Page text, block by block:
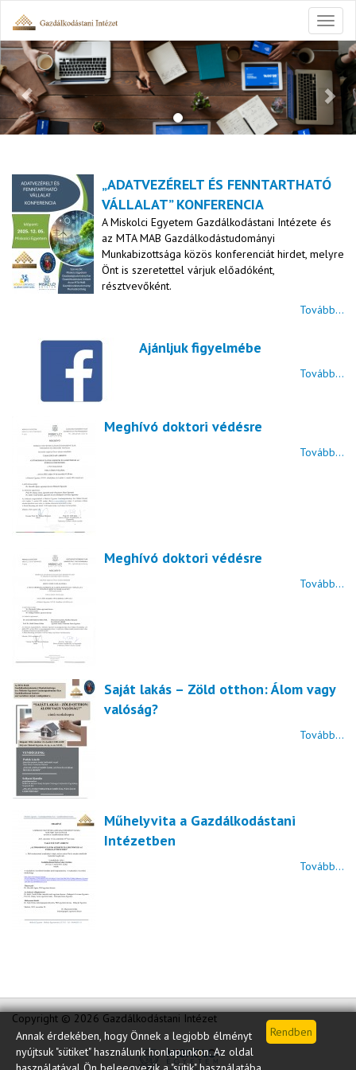
Annak érdekében, hogy Önnek a legjobb élményt
nyújtsuk "sütiket" használunk honlapunkon. Az oldal
Previous
„ADATVEZÉRELT ÉS FENNTARTHATÓ
VÁLLALAT” KONFERENCIA
A Miskolci Egyetem Gazdálkodástani Intézete és
az MTA MAB Gazdálkodástudományi
Munkabizottsága közös konferenciát hirdet, melyre
Önt is szeretettel várjuk előadóként,
résztvevőként.
Tovább...
Ajánljuk figyelmébe
Tovább...
Meghívó doktori védésre
Tovább...
Meghívó doktori védésre
Tovább...
Saját lakás – Zöld otthon: Álom vagy
valóság?
Tovább...
Műhelyvita a Gazdálkodástani
Intézetben
Tovább...
Copyright © 2026 Gazdálkodástani Intézet